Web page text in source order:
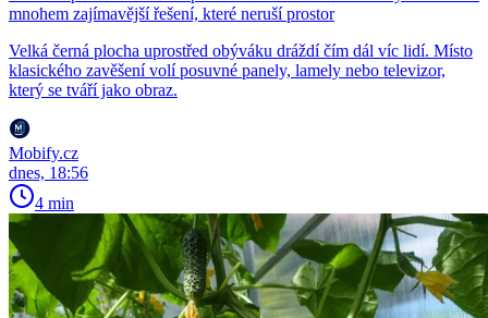
mnohem zajímavější řešení, které neruší prostor
Velká černá plocha uprostřed obýváku dráždí čím dál víc lidí. Místo
klasického zavěšení volí posuvné panely, lamely nebo televizor,
který se tváří jako obraz.
Mobify.cz
dnes, 18:56
4 min